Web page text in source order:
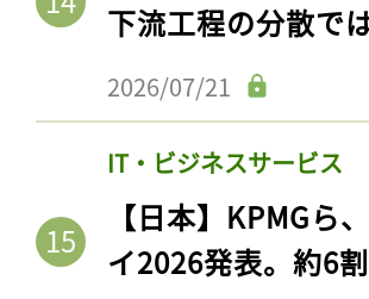
下流工程の分散で
2026/07/21
IT・ビジネスサービス
【日本】KPMGら
イ2026発表。約6
記事をお気
ログ